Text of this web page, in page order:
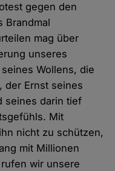
gegen den
Brandmal
mag über
unseres
Wollens, die
der Ernst seines
seines darin tief
Mit
nicht zu schützen,
mit Millionen
wir unsere